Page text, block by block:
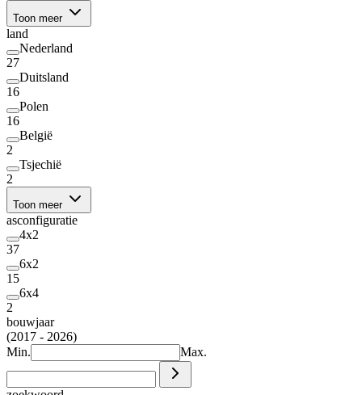
Toon meer
land
Nederland
27
Duitsland
16
Polen
16
België
2
Tsjechië
2
Toon meer
asconfiguratie
4x2
37
6x2
15
6x4
2
bouwjaar
(2017 - 2026)
Min.
Max.